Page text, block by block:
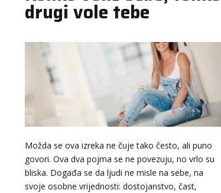
drugi vole tebe
Možda se ova izreka ne čuje tako često, ali puno
govori. Ova dva pojma se ne povezuju, no vrlo su
bliska. Događa se da ljudi ne misle na sebe, na
svoje osobne vrijednosti: dostojanstvo, čast,